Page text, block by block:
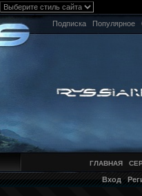
Подписка Популярное
ГЛАВНАЯ
Вход